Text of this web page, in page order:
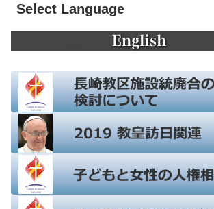
Select Language